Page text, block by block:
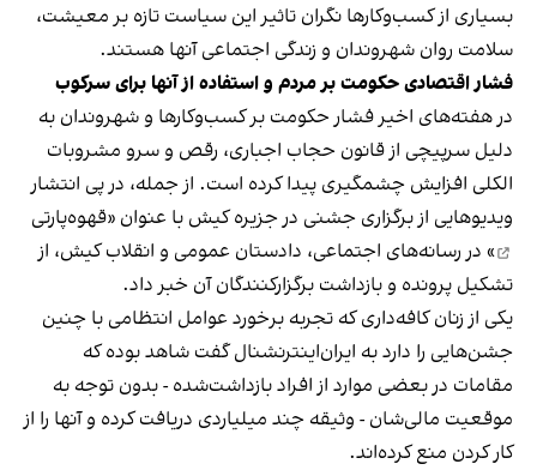
بسیاری از کسب‌وکارها نگران تاثیر این سیاست‌ تازه بر معیشت،
سلامت روان شهروندان و زندگی اجتماعی آنها هستند.
فشار اقتصادی حکومت بر مردم و استفاده از آنها برای سرکوب
در هفته‌های اخیر فشار حکومت بر کسب‌وکارها و شهروندان به
دلیل سرپیچی از قانون حجاب اجباری، رقص و سرو مشروبات
الکلی افزایش چشمگیری پیدا کرده است. از جمله، در پی انتشار
ویدیوهایی از برگزاری جشنی در جزیره کیش با عنوان «قهوه‌پارتی
» در رسانه‌های اجتماعی، دادستان عمومی و انقلاب کیش، از
تشکیل پرونده و بازداشت برگزارکنندگان آن خبر داد.
یکی از زنان کافه‌داری که تجربه برخورد عوامل انتظامی با چنین
جشن‌هایی را دارد به ایران‌اینترنشنال گفت شاهد بوده که
مقامات در بعضی موارد از افراد بازداشت‌‌شده - بدون توجه به
موقعیت مالی‌شان - وثیقه چند میلیاردی دریافت کرده و آنها را از
کار کردن منع کرده‌اند.